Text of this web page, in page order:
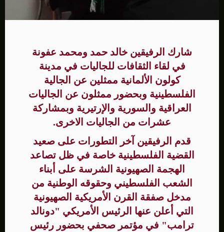
شارك الرفيقين خالد حمد ومحمد عفونة
في لقاء الثقافات للجاليات في مدينة
كولون الألمانية ممثلين عن الجالية
الفلسطينية وبحضور ممثلون عن الجاليات
العراقية والسورية والإرتيرية وبمشاركة
عشرات من الجاليات الاخرى.
قدم الرفيقين آخر التطورات على صعيد
القضية الفلسطينية خاصة في ظل تصاعد
الهجمة الصهيونية الشرسة على أبناء
الشعب الفلسطيني وحقوقه الوطنية من
مدخل صفقة القرن الأمريكية الصهيونية
التي أعلن عنها الرئيس الأمريكي "دونالد
ترامب" في مؤتمر صحفي بحضور رئيس